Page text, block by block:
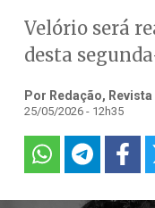
Velório será
desta
Por Redação, Revista
25/05/2026 - 12h35